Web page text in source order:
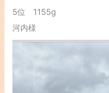
5位 1155g
河内様